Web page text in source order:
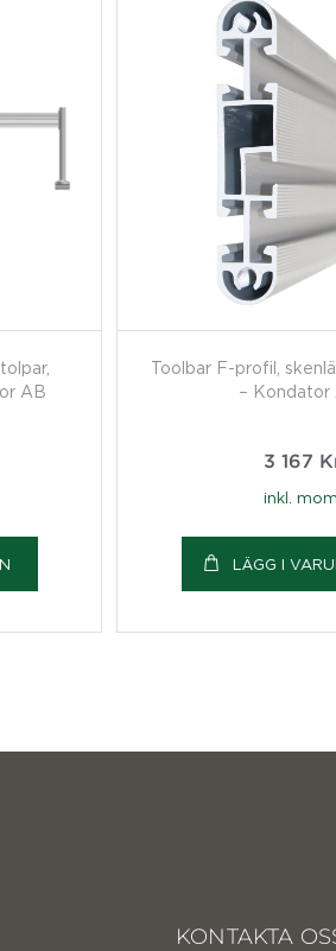
AB
Toolbar F-profil,
– Kondator
3 167
inkl.
LÄGG I
KONTAKTA